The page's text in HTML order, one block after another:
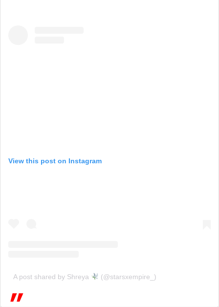
View this post on Instagram
A post shared by Shreya (@starsxempire_)